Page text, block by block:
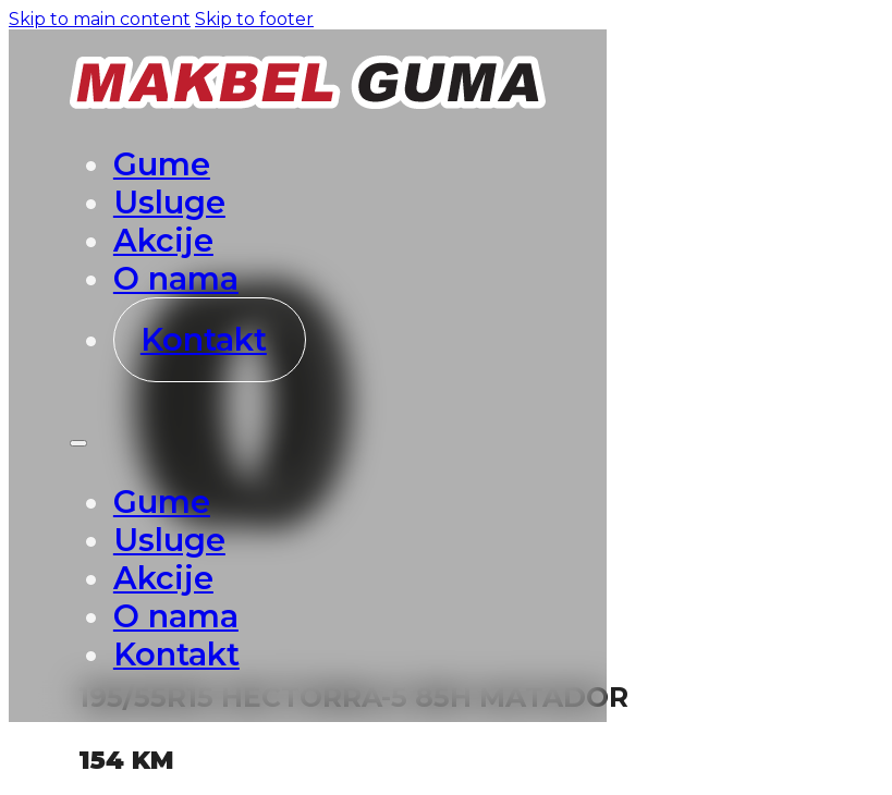
Skip to main content Skip to footer
Gume
Usluge
Akcije
O nama
Kontakt
Gume
Usluge
Akcije
O nama
Kontakt
195/55R15 HECTORRA-5 85H MATADOR
154 KM